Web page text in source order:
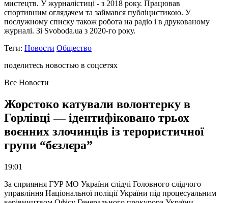
мистецтв. У журналістиці - з 2018 року. Працював
спортивним оглядачем та займався публіцистикою. У
послужному списку також робота на радіо і в друкованому
журналі. Зі Svoboda.ua з 2020-го року.
Теги: Новости Общество
поделитесь новостью в соцсетях
Все Новости
Жорстоко катували волонтерку в
Горлівці — ідентифіковано трьох
воєнних злочинців із терористичної
групи “бєзлєра”
19:01
За сприяння ГУР МО України слідчі Головного слідчого
управління Національної поліції України під процесуальним